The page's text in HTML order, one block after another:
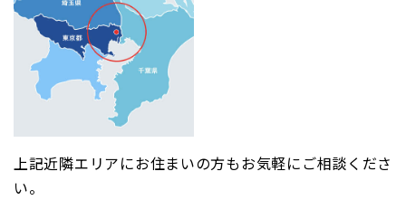
上記近隣エリアにお住まいの方もお気軽にご相談くださ
い。